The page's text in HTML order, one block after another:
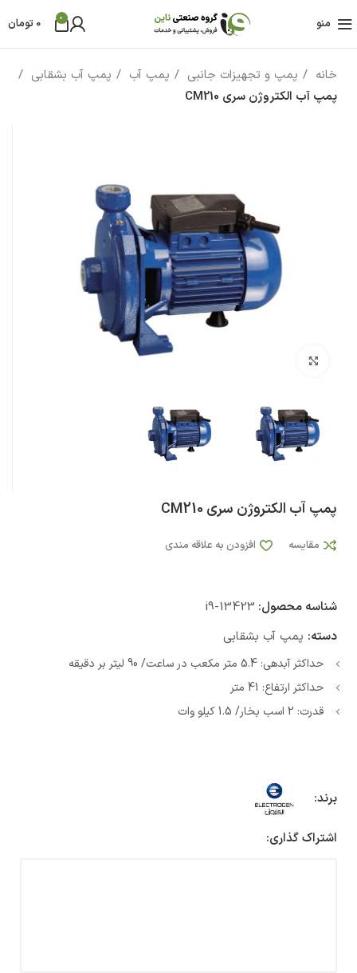
منو 0
0 تومان
خانه پمپ و تجهیزات جانبی پمپ آب
پمپ آب بشقابی
پمپ آب الکتروژن سری CM210
پمپ آب الکتروژن سری CM210
مقایسه افزودن به علاقه مندی
شناسه محصول: i9-13423
دسته: پمپ آب بشقابی
حداکثر آبدهی: 5.4 متر مکعب در ساعت/ 90 لیتر بر دقیقه
حداکثر ارتفاع: 41 متر
قدرت: 2 اسب بخار/ 1.5 کیلو وات
برند:
اشتراک گذاری: